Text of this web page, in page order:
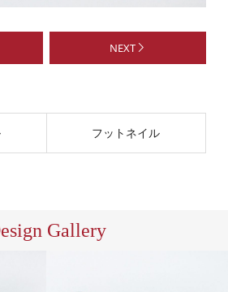
NEXT
フットネイル
Gallery